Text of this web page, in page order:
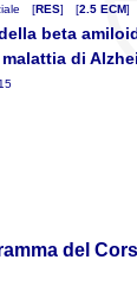
[RES] [2.5 ECM]
beta
di
del